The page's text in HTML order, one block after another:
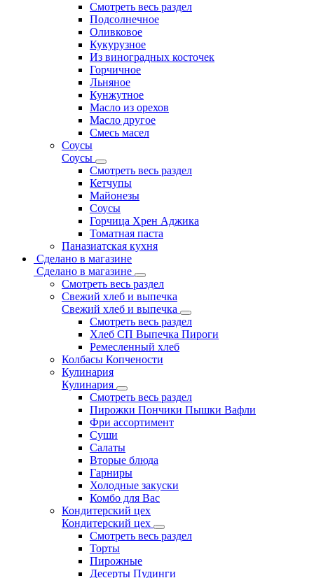
Смотреть весь раздел
Подсолнечное
Оливковое
Кукурузное
Из виноградных косточек
Горчичное
Льняное
Кунжутное
Масло из орехов
Масло другое
Смесь масел
Соусы
Соусы
Смотреть весь раздел
Кетчупы
Майонезы
Соусы
Горчица Хрен Аджика
Томатная паста
Паназиатская кухня
Сделано в магазине
Сделано в магазине
Смотреть весь раздел
Свежий хлеб и выпечка
Свежий хлеб и выпечка
Смотреть весь раздел
Хлеб СП Выпечка Пироги
Ремесленный хлеб
Колбасы Копчености
Кулинария
Кулинария
Смотреть весь раздел
Пирожки Пончики Пышки Вафли
Фри ассортимент
Суши
Салаты
Вторые блюда
Гарниры
Холодные закуски
Комбо для Вас
Кондитерский цех
Кондитерский цех
Смотреть весь раздел
Торты
Пирожные
Десерты Пудинги